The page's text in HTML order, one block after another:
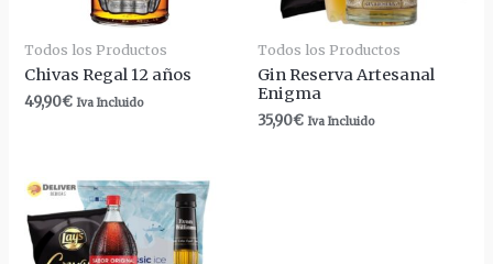
Todos los Productos
Chivas Regal 12 años
49,90€ Iva Incluido
Todos los Productos
Gin Reserva Artesanal
Enigma
35,90€ Iva Incluido